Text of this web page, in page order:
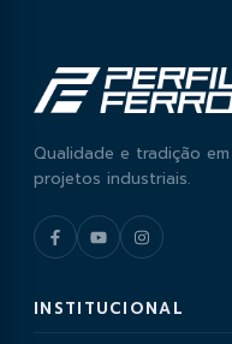
Qualidade e tradição
projetos industriais.
INSTITUCIONAL